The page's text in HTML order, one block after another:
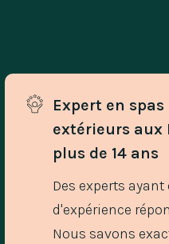
Expert en
extérieurs aux
plus de 14 ans
Des experts ayant
d'expérience
Nous savons